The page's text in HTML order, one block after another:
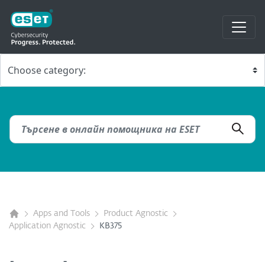
Apps and Tools
Product Agnostic
Application Agnostic
KB375